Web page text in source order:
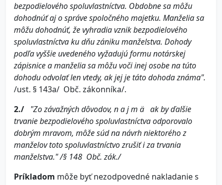
bezpodielového spoluvlastníctva. Obdobne sa môžu
dohodnúť aj o správe spoločného majetku. Manželia sa
môžu dohodnúť, že vyhradia vznik bezpodielového
spoluvlastníctva ku dňu zániku manželstva. Dohody
podľa vyššie uvedeného vyžadujú formu notárskej
zápisnice a manželia sa môžu voči inej osobe na túto
dohodu odvolať len vtedy, ak jej je táto dohoda známa".
/ust. § 143a/ Obč. zákonníka/.
2./ "Zo závažných dôvodov, n a j m ä ak by ďalšie
trvanie bezpodielového spoluvlastníctva odporovalo
dobrým mravom, môže súd na návrh niektorého z
manželov toto spoluvlastníctvo zrušiť i za trvania
manželstva." /§ 148 Obč. zák./
Príkladom môže byť nezodpovedné nakladanie s